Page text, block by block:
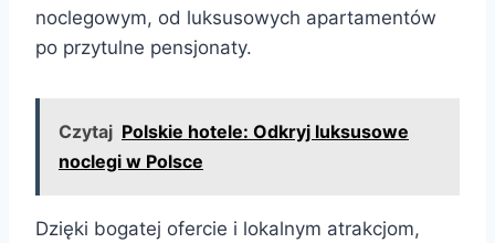
noclegowym, od luksusowych apartamentów
po przytulne pensjonaty.
Czytaj Polskie hotele: Odkryj luksusowe
noclegi w Polsce
Dzięki bogatej ofercie i lokalnym atrakcjom,